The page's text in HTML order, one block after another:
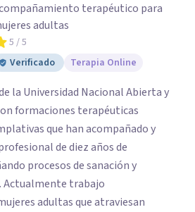
terapéutico para
adultas
5 / 5
Verificado
Terapia Online
la Universidad Nacional Abierta y
formaciones terapéuticas
que han acompañado y
de diez años de
procesos de sanación y
adultas que atraviesan